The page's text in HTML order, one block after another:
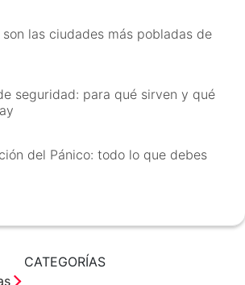
son las ciudades más pobladas de
seguridad: para qué sirven y qué
del Pánico: todo lo que debes
CATEGORÍAS